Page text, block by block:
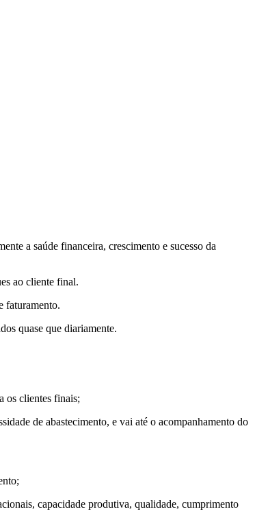
a saúde financeira, crescimento e sucesso da
ao cliente final.
faturamento.
quase que diariamente.
os clientes finais;
de abastecimento, e vai até o acompanhamento do
capacidade produtiva, qualidade, cumprimento